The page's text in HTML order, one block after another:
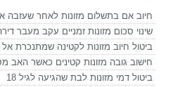
חיוב אם בתשלום מזונות לאחר שעזבה
שינוי סכום מזונות זמניים עקב מעבר
ביטול חיוב מזונות לקטינה שמתנכרת
חישוב גובה מזונות קטינים כאשר האב
ביטול דמי מזונות לבת שהגיעה לגיל 18